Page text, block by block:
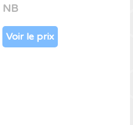
NB
Voir le prix